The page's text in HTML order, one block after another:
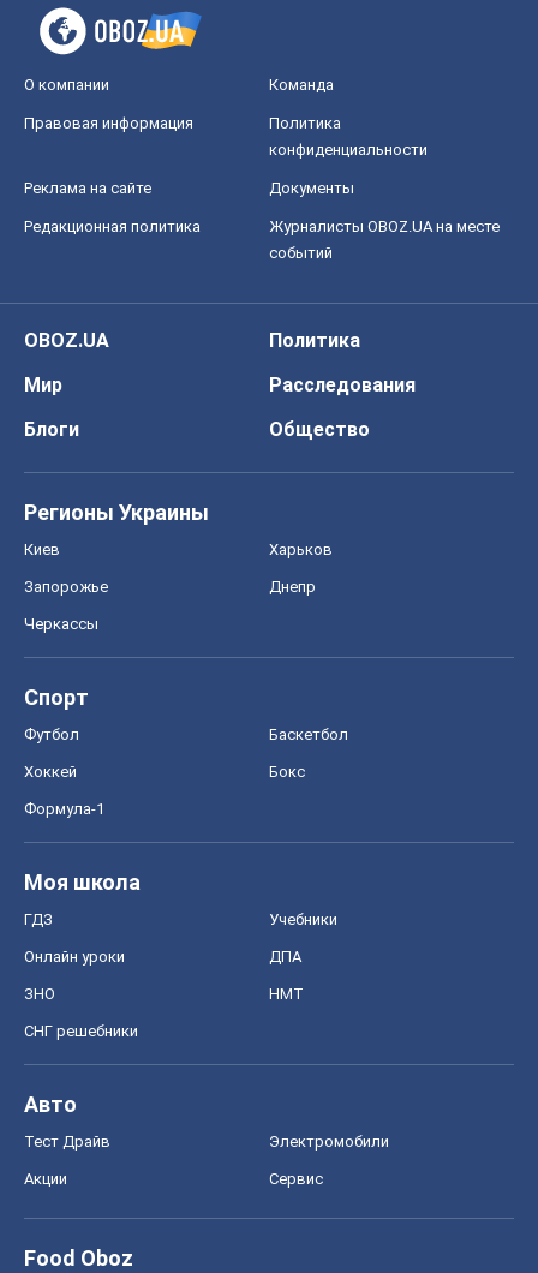
О компании Команда
Правовая информация
Политика
конфиденциальности
Реклама на сайте Документы
Редакционная политика
Журналисты OBOZ.UA на месте
событий
OBOZ.UA
Политика
Мир
Расследования
Блоги
Общество
Регионы Украины
Киев Харьков
Запорожье Днепр
Черкассы
Спорт
Футбол Баскетбол
Хоккей Бокс
Формула-1
Моя школа
ГДЗ Учебники
Онлайн уроки ДПА
ЗНО НМТ
СНГ решебники
Авто
Тест Драйв Электромобили
Акции Сервис
Food Oboz